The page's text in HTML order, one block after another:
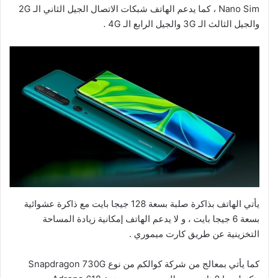
Nano Sim ، كما يدعم الهاتف شبكات الاتصال الجيل الثاني الـ 2G
والجيل الثالث الـ 3G والجيل الرابع الـ 4G .
يأتي الهاتف بذاكرة صلبة بسعة 128 جيجا بايت مع ذاكرة عشوائية
بسعة 6 جيجا بايت ، و لا يدعم الهاتف إمكانية زيادة المساحة
التخزينية عن طريق كارت ميموري .
كما يأتي بمعالج من شركة كوالكم من نوع Snapdragon 730G